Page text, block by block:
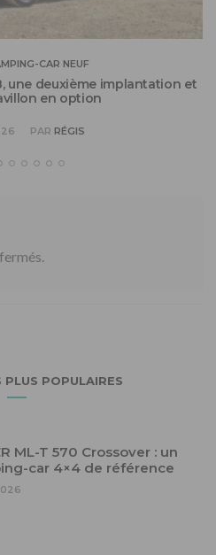
CAR NEUF
une deuxième implantation et
en option
PAR RÉGIS
PLUS POPULAIRES
ML-T 570 Crossover : un
car 4×4 de référence